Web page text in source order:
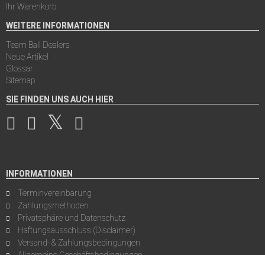
Ihr Warenkorb
WEITERE INFORMATIONEN
Team Ball Dealers
Neue Artikel
Glossar
Sitemap
SIE FINDEN UNS AUCH HIER
INFORMATIONEN
Terminvereinbarung
Zahlungsmethoden
Privatsphäre und Datenschutz
Haftungsausschluss (Disclaimer)
Versand- & Zahlungsbedingungen